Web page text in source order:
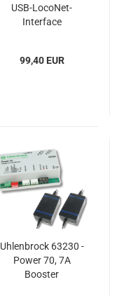
USB-LocoNet-
Interface
99,40 EUR
Uhlenbrock 63230 -
Power 70, 7A
Booster